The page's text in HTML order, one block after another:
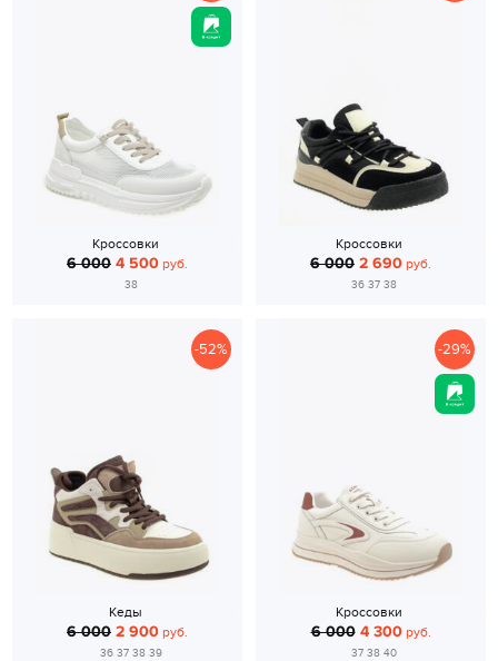
Кроссовки
6 000 4 500 руб.
38
Кроссовки
6 000 2 690 руб.
36 37 38
-52%
Кеды
6 000 2 900 руб.
36 37 38 39
-29%
Кроссовки
6 000 4 300руб.
37 38 40